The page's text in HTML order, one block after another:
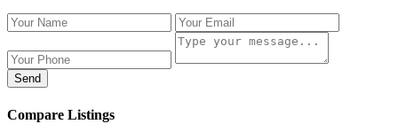
Send
Compare Listings